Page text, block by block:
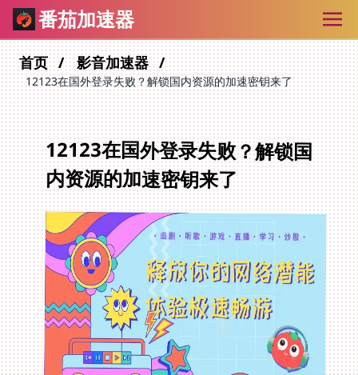
番茄加速器
首页 影音加速器
12123在国外登录失败？解锁国内资源的加速密钥来了
12123在国外登录失败？解锁国
内资源的加速密钥来了